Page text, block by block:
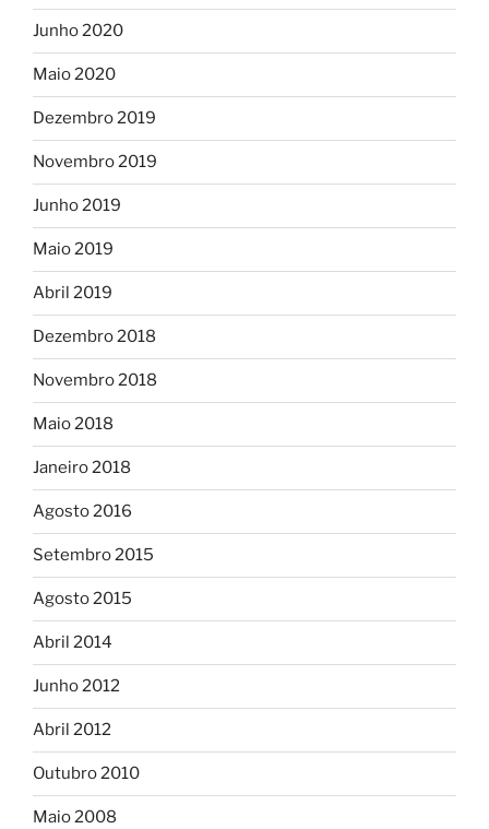
Junho 2020
Maio 2020
Dezembro 2019
Novembro 2019
Junho 2019
Maio 2019
Abril 2019
Dezembro 2018
Novembro 2018
Maio 2018
Janeiro 2018
Agosto 2016
Setembro 2015
Agosto 2015
Abril 2014
Junho 2012
Abril 2012
Outubro 2010
Maio 2008